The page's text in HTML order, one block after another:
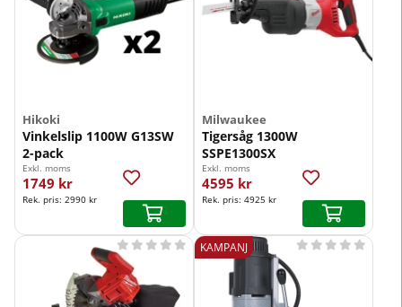
Hikoki
Vinkelslip 1100W G13SW
2-pack
Exkl. moms
1749 kr
Rek. pris: 2990 kr
Milwaukee
Tigersåg 1300W
SSPE1300SX
Exkl. moms
4595 kr
Rek. pris: 4925 kr
     KAMPANJ     